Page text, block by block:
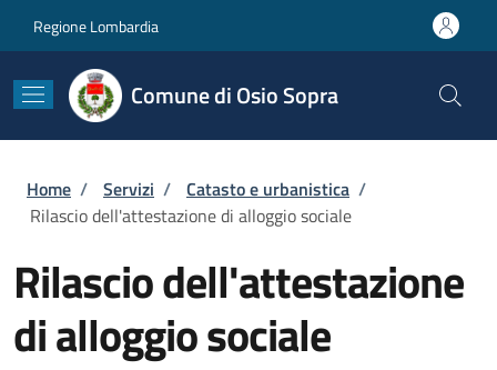
Regione Lombardia
Comune di Osio Sopra
Briciole di pane
Home / Servizi / Catasto e urbanistica /
Rilascio dell'attestazione di alloggio sociale
Rilascio dell'attestazione
di alloggio sociale